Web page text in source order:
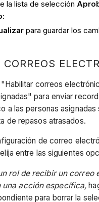
la lista de selección
:
para guardar los
correos
para enviar
a las personas asignadas
de repasos atrasados.
de correo
entre las siguientes
rol de recibir un correo
una acción específica,
para borrar la